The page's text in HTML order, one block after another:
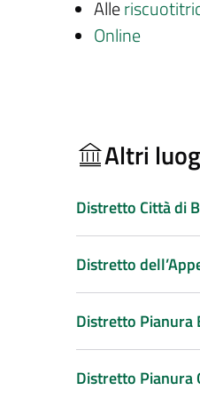
Alle
Online
Altri
Distretto Città di
Distretto
Distretto Pianura
Distretto Pianura